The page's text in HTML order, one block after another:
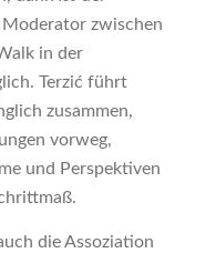
Moderator zwischen
in der
Terzić führt
zusammen,
vorweg,
und Perspektiven
die Assoziation